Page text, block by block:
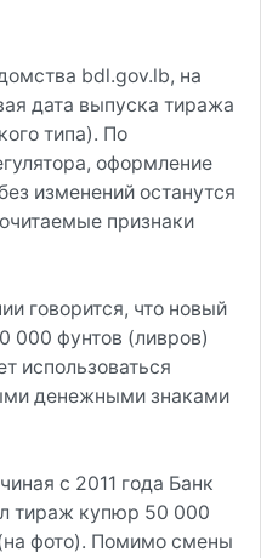
bdl.gov.lb, на
дата выпуска тиража
типа). По
оформление
изменений останутся
признаки
говорится, что новый
000 фунтов (ливров)
использоваться
денежными знаками
с 2011 года Банк
тираж купюр 50 000
фото). Помимо смены